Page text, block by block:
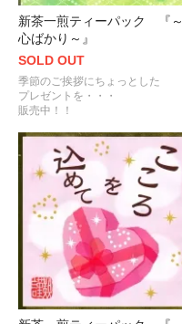
新茶一煎ティーパック 『～
心ばかり～』
SOLD OUT
季節のご挨拶にちょっとした
プレゼントを・・・
販売中！！